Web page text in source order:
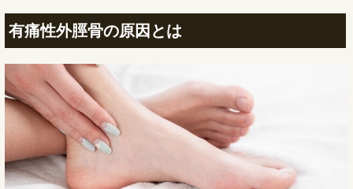
有痛性外脛骨の原因とは